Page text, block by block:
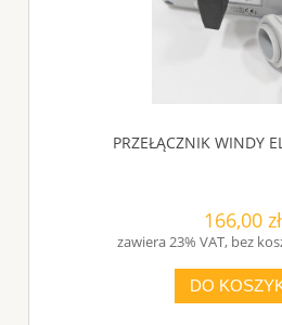
PRZEŁĄCZNIK WINDY
166,00 zł
zawiera 23% VAT, bez
DO